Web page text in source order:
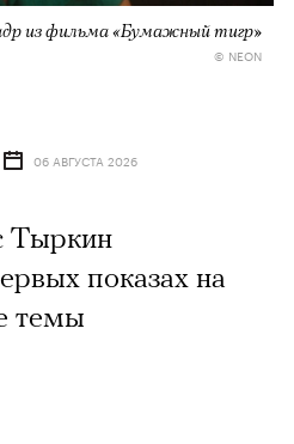
из фильма «Бумажный тигр»
© NEON
06 АВГУСТА 2026
Тыркин
показах на
темы